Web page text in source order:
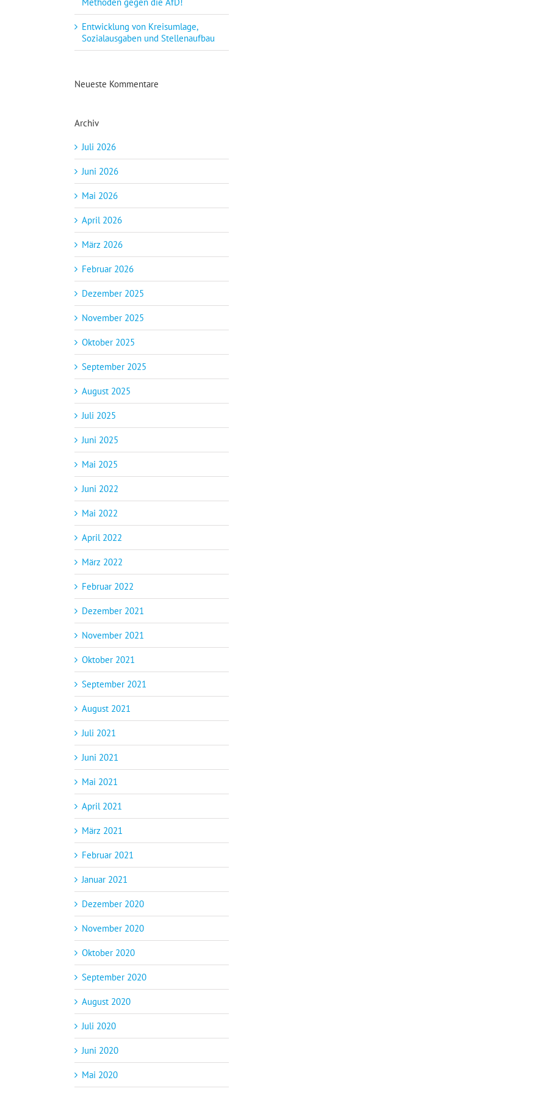
Entwicklung von Kreisumlage,
Sozialausgaben und Stellenaufbau
Neueste Kommentare
Archiv
Juli 2026
Juni 2026
Mai 2026
April 2026
März 2026
Februar 2026
Dezember 2025
November 2025
Oktober 2025
September 2025
August 2025
Juli 2025
Juni 2025
Mai 2025
Juni 2022
Mai 2022
April 2022
März 2022
Februar 2022
Dezember 2021
November 2021
Oktober 2021
September 2021
August 2021
Juli 2021
Juni 2021
Mai 2021
April 2021
März 2021
Februar 2021
Januar 2021
Dezember 2020
November 2020
Oktober 2020
September 2020
August 2020
Juli 2020
Juni 2020
Mai 2020